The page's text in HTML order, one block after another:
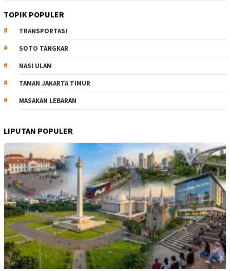
TOPIK POPULER
TRANSPORTASI
SOTO TANGKAR
NASI ULAM
TAMAN JAKARTA TIMUR
MASAKAN LEBARAN
LIPUTAN POPULER